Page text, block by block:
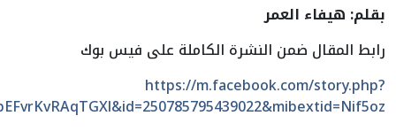
بقلم: هيفاء العمر
رابط المقال ضمن النشرة الكاملة على فيس بوك
https://m.facebook.com/story.php?